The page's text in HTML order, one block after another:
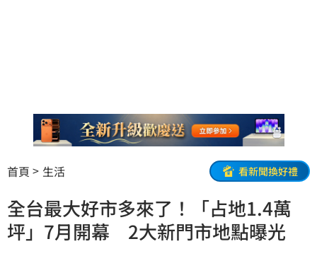
首頁 生活 看新聞換好禮
全台最大好市多來了！「占地1.4萬
坪」7月開幕 2大新門市地點曝光